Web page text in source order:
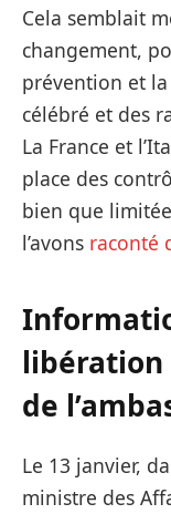
Cela semblait
changement,
prévention et
célébré et des
La France et
place des
bien que
l’avons raconté
libération
de
Le 13 janvier,
ministre des